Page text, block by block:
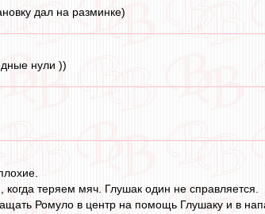
дал на разминке)
нули ))
теряем мяч. Глушак один не справляется.
Ромуло в центр на помощь Глушаку и в